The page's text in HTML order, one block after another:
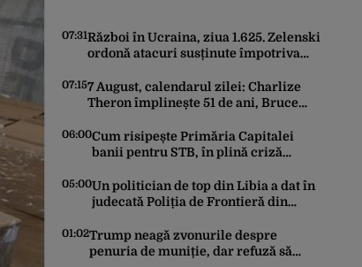
07:31Război în Ucraina, ziua 1.625. Zelenski
ordonă atacuri susținute împotriva
07:157 August, calendarul zilei: Charlize
Theron împlinește 51 de ani, Bruce
de ani
06:00Cum risipește Primăria Capitalei
banii pentru STB, în plină criză
05:00Un politician de top din Libia a dat în
judecată Poliția de Frontieră din
oficial, terorist ISIS
01:02Trump neagă zvonurile despre
penuria de muniție, dar refuză să